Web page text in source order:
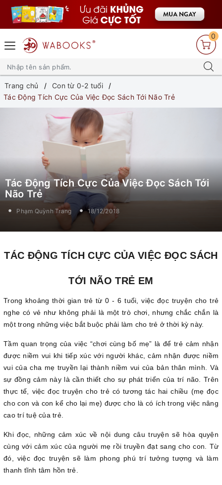
0
Trang chủ
Con từ 0-2 tuổi
Tác Động Tích Cực Của Việc Đọc Sách Tới Não Trẻ
Tác Động Tích Cực Của Việc Đọc Sách Tới
Não Trẻ
Phạm Quỳnh Trang 18/12/2018
TÁC ĐỘNG TÍCH CỰC CỦA VIỆC ĐỌC SÁCH
TỚI NÃO TRẺ EM
Trong khoảng thời gian trẻ từ 0 - 6 tuổi, việc đọc truyện cho trẻ
nghe có vẻ như không phải là một trò chơi, nhưng chắc chắn là
một trong những việc bắt buộc phải làm cho trẻ ở thời kỳ này.
Tầm quan trọng của việc “chơi cùng bố mẹ” là để trẻ cảm nhận
được niềm vui khi tiếp xúc với người khác, cảm nhận được niềm
vui của cha mẹ truyền lại thành niềm vui của bản thân mình. Và
sự đồng cảm này là cần thiết cho sự phát triển của trí não. Trên
thực tế, việc đọc truyện cho trẻ có tương tác hai chiều (mẹ đọc
cho con và con kể cho lại mẹ) được cho là có ích trong việc nâng
cao trí tuệ của trẻ.
Khi đọc, những cảm xúc về nội dung câu truyện sẽ hòa quyện
cùng với cảm xúc của người mẹ rồi truyền đạt sang cho con. Từ
đó, việc đọc truyện sẽ làm phong phú trí tưởng tượng và làm
thanh tĩnh tâm hồn trẻ.